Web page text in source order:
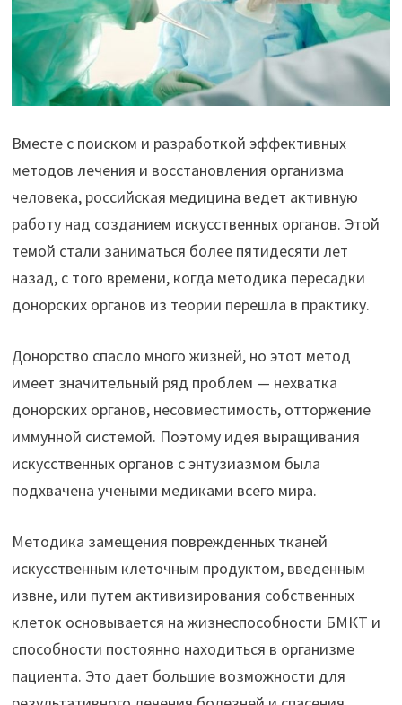
Вместе с поиском и разработкой эффективных
методов лечения и восстановления организма
человека, российская медицина ведет активную
работу над созданием искусственных органов. Этой
темой стали заниматься более пятидесяти лет
назад, с того времени, когда методика пересадки
донорских органов из теории перешла в практику.
Донорство спасло много жизней, но этот метод
имеет значительный ряд проблем — нехватка
донорских органов, несовместимость, отторжение
иммунной системой. Поэтому идея выращивания
искусственных органов с энтузиазмом была
подхвачена учеными медиками всего мира.
Методика замещения поврежденных тканей
искусственным клеточным продуктом, введенным
извне, или путем активизирования собственных
клеток основывается на жизнеспособности БМКТ и
способности постоянно находиться в организме
пациента. Это дает большие возможности для